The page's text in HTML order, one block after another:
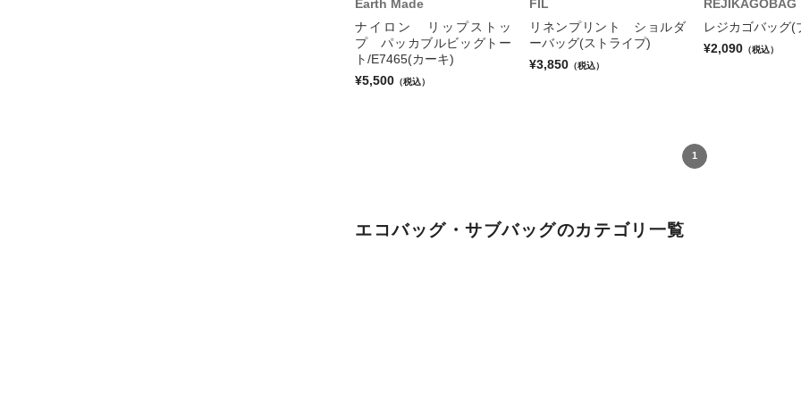
Earth Made
ナイロン リップストッ
プ パッカブルビッグトー
ト/E7465(カーキ)
¥5,500 （税込）
FIL
リネンプリント ショルダ
ーバッグ(ストライプ)
¥3,850 （税込）
REJIKAGOBAG
レジカゴバッグ(
¥2,090 （税込）
1
エコバッグ・サブバッグのカテゴリ一覧